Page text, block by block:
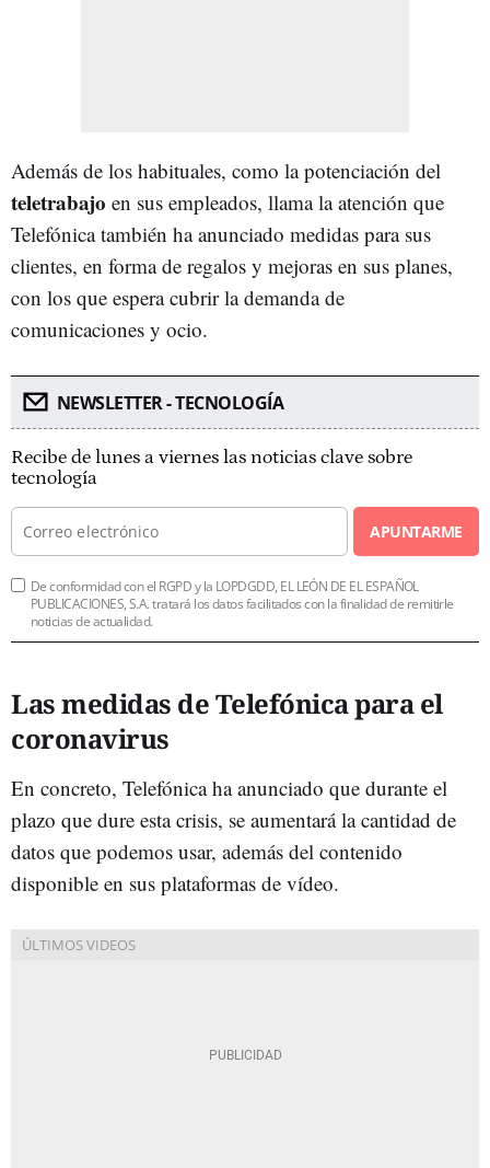
Además de los habituales, como la potenciación del
teletrabajo en sus empleados, llama la atención que
Telefónica también ha anunciado medidas para sus
clientes, en forma de regalos y mejoras en sus planes,
con los que espera cubrir la demanda de
comunicaciones y ocio.
NEWSLETTER - TECNOLOGÍA
Recibe de lunes a viernes las noticias clave sobre
tecnología
APUNTARME
De conformidad con el RGPD y la LOPDGDD, EL LEÓN DE EL ESPAÑOL
PUBLICACIONES, S.A. tratará los datos facilitados con la finalidad de remitirle
noticias de actualidad.
Las medidas de Telefónica para el
coronavirus
En concreto, Telefónica ha anunciado que durante el
plazo que dure esta crisis, se aumentará la cantidad de
datos que podemos usar, además del contenido
disponible en sus plataformas de vídeo.